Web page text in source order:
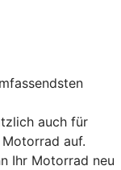
auch für
auf.
Ihr Motorrad neu